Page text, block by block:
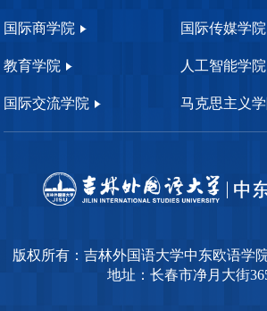
国际商学院 国际传媒学院
教育学院 人工智能学院
国际交流学院 马克思主义
版权所有：吉林外国语大学中东欧语学
地址：长春市净月大街